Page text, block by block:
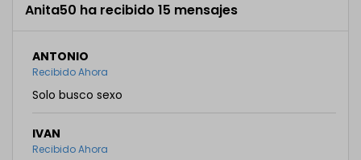
Anita50 ha recibido 15 mensajes
ANTONIO
Recibido Ahora
Solo busco sexo
IVAN
Recibido Ahora